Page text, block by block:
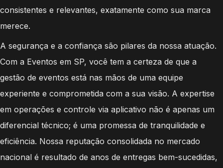
consistentes e relevantes, exatamente como sua marca
merece.
A segurança e a confiança são pilares da nossa atuação.
Com a Eventos em SP, você tem a certeza de que a
gestão de eventos está nas mãos de uma equipe
experiente e comprometida com a sua visão. A expertise
em operações e controle via aplicativo não é apenas um
diferencial técnico; é uma promessa de tranquilidade e
eficiência. Nossa reputação consolidada no mercado
nacional é resultado de anos de entregas bem-sucedidas,